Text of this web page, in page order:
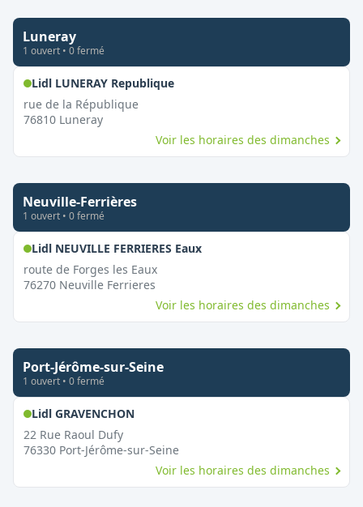
Luneray
1 ouvert • 0fermé
Lidl LUNERAY Republique,
rue de la République
76810 Luneray
Voir les horaires des dimanches
Neuville-Ferrières
1 ouvert • 0fermé
Lidl NEUVILLE FERRIERES Eaux,
route de Forges les Eaux
76270 Neuville Ferrieres
Voir les horaires des dimanches
Port-Jérôme-sur-Seine
1 ouvert • 0fermé
Lidl GRAVENCHON,
22 Rue Raoul Dufy
76330 Port-Jérôme-sur-Seine
Voir les horaires des dimanches